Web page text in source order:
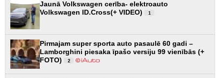
Jaunā Volkswagen cerība- elektroauto
Volkswagen ID.Cross(+ VIDEO)
1
Pirmajam super sporta auto pasaulē 60 gadi –
Lamborghini piesaka īpašo versiju 99 vienībās (+
FOTO)
2